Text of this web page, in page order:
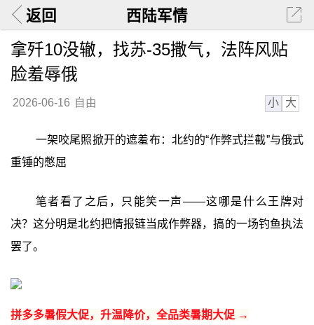
返回 西陆军情
拿歼10没辙，找苏-35撒气，法阵风贴
脸羞辱俄
2026-06-16 自由 小 大
一架咬尾照掀开的遮羞布：北约的“作弊式拦截”与俄式
重锤的憋屈
笔者看了之后，只能笑一声——这哪是什么王牌对
决？这分明是北约把情报链当成作弊器，搞的一场钓鱼执法
罢了。
拼多多暑假大促，升温降价，全品类暑期大促 →